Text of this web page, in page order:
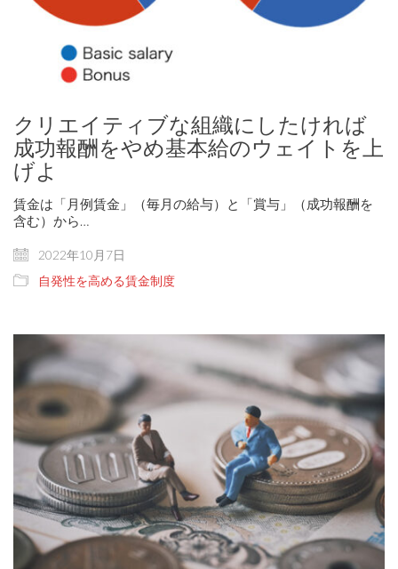
クリエイティブな組織にしたければ
成功報酬をやめ基本給のウェイトを上
げよ
賃金は「月例賃金」（毎月の給与）と「賞与」（成功報酬を
含む）から…
2022年10月7日
自発性を高める賃金制度